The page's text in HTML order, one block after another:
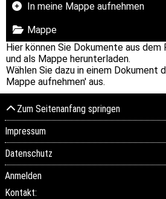
In meine Mappe aufnehmen
Mappe
Hier können Sie Dokumente aus dem
und als Mappe herunterladen.
Wählen Sie dazu in einem Dokument
Mappe aufnehmen' aus.
Zum Seitenanfang springen
Impressum
Datenschutz
Anmelden
Kontakt: